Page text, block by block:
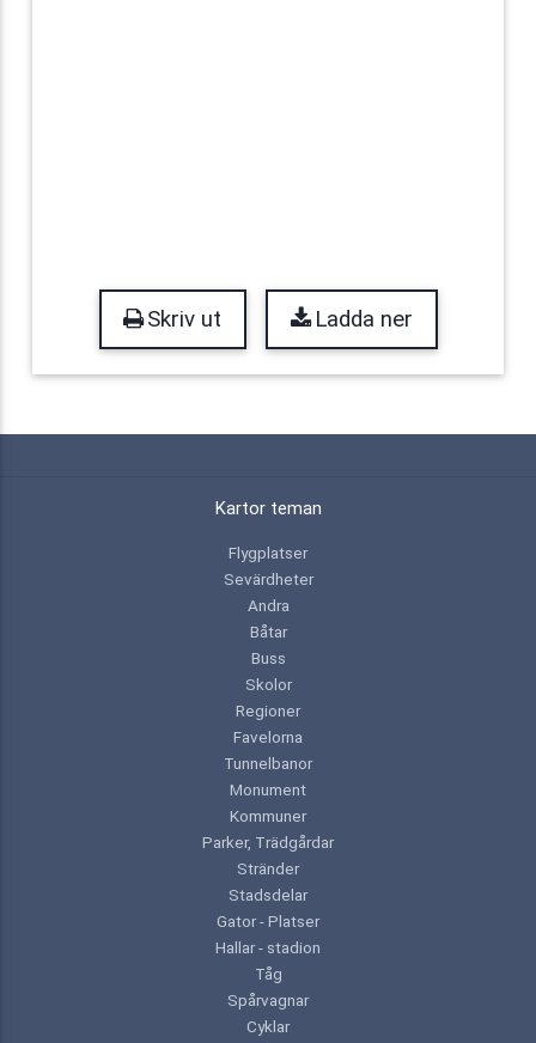
Skriv ut Ladda ner
Kartor teman
Flygplatser
Sevärdheter
Andra
Båtar
Buss
Skolor
Regioner
Favelorna
Tunnelbanor
Monument
Kommuner
Parker, Trädgårdar
Stränder
Stadsdelar
Gator - Platser
Hallar - stadion
Tåg
Spårvagnar
Cyklar